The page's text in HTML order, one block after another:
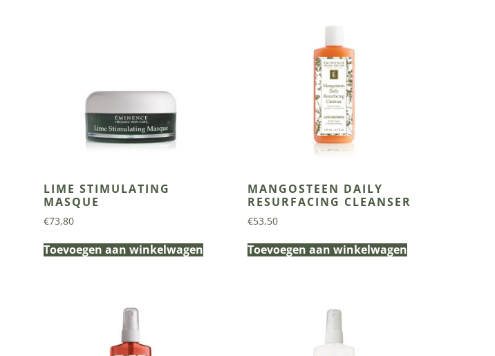
LIME STIMULATING
MASQUE
€73,80
Toevoegen aan winkelwagen
MANGOSTEEN DAILY
RESURFACING CLEANSER
€53,50
Toevoegen aan winkelwagen